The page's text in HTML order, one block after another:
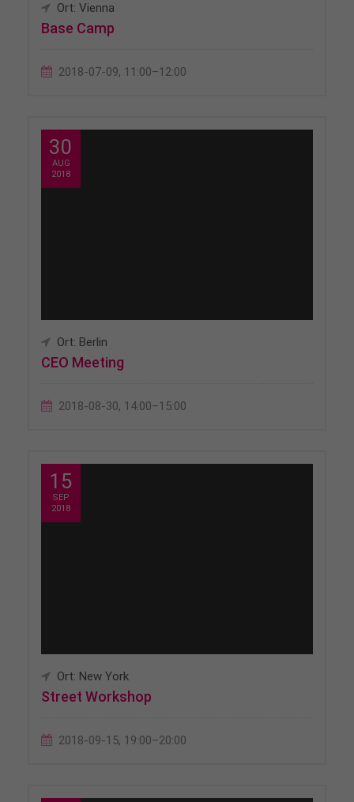
Ort: Vienna
Base Camp
2018-07-09, 11:00–12:00
30
AUG
2018
Ort: Berlin
CEO Meeting
2018-08-30, 14:00–15:00
15
SEP
2018
Ort: New York
Street Workshop
2018-09-15, 19:00–20:00